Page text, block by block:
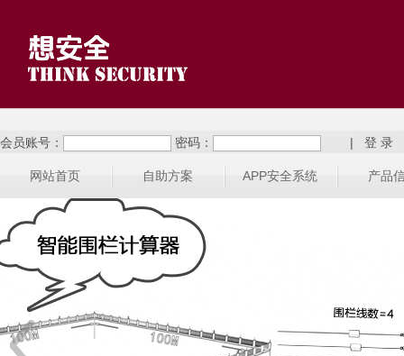
会员账号： 密码： |
网站首页 自助方案 APP安全系统 产品